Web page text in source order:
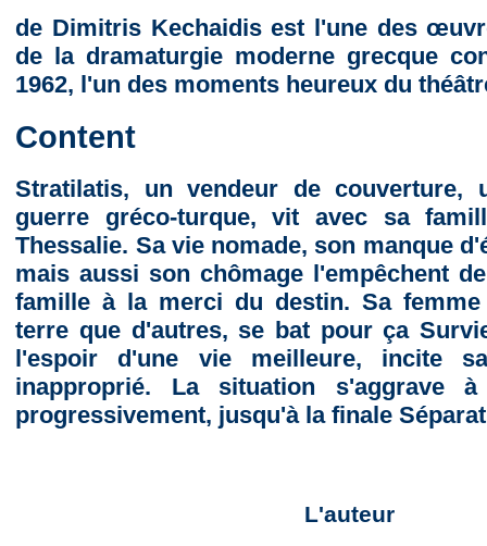
de Dimitris Kechaidis est l'une des
de la dramaturgie moderne grecque
1962, l'un des moments heureux du
Content
Stratilatis, un vendeur de couverture,
guerre gréco-turque, vit avec sa
Thessalie. Sa vie nomade, son manque
mais aussi son chômage l'empêchent
famille à la merci du destin. Sa
terre que d'autres, se bat pour ça
l'espoir d'une vie meilleure, incite
inapproprié. La situation s'aggrave
progressivement, jusqu'à la finale
L'auteur